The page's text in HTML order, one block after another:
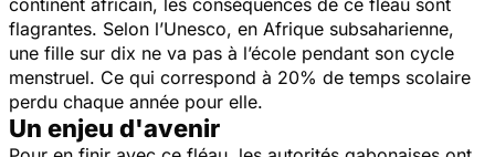
flagrantes. Selon l’Unesco, en Afrique subsaharienne,
une fille sur dix ne va pas à l’école pendant son cycle
menstruel. Ce qui correspond à 20% de temps scolaire
perdu chaque année pour elle.
Un enjeu d'avenir